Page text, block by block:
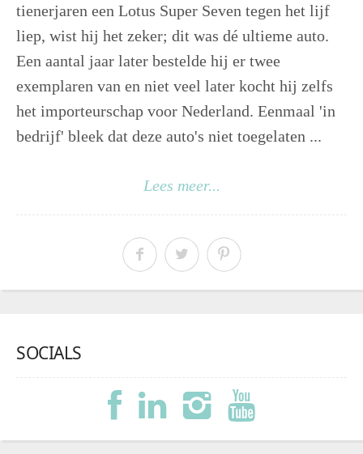
tienerjaren een Lotus Super Seven tegen het lijf
liep, wist hij het zeker; dit was dé ultieme auto.
Een aantal jaar later bestelde hij er twee
exemplaren van en niet veel later kocht hij zelfs
het importeurschap voor Nederland. Eenmaal 'in
bedrijf' bleek dat deze auto's niet toegelaten ...
Lees meer...
SOCIALS